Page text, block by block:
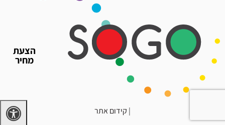
הצעת
מחיר
עוזרי הפקה
גיוס עובדים זמניים
כח אדם לאירועים
דיילות לאירועים
| קידום אתר